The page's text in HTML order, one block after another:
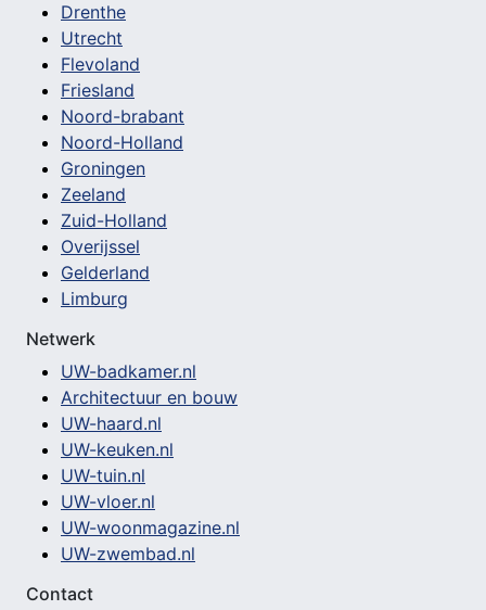
Drenthe
Utrecht
Flevoland
Friesland
Noord-brabant
Noord-Holland
Groningen
Zeeland
Zuid-Holland
Overijssel
Gelderland
Limburg
Netwerk
UW-badkamer.nl
Architectuur en bouw
UW-haard.nl
UW-keuken.nl
UW-tuin.nl
UW-vloer.nl
UW-woonmagazine.nl
UW-zwembad.nl
Contact